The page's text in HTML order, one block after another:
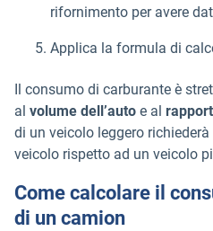
rifornimento per avere
Applica la formula di
Il consumo di carburante è
al volume dell’auto e al
di un veicolo leggero
veicolo rispetto ad un veicolo
Come calcolare il
di un camion